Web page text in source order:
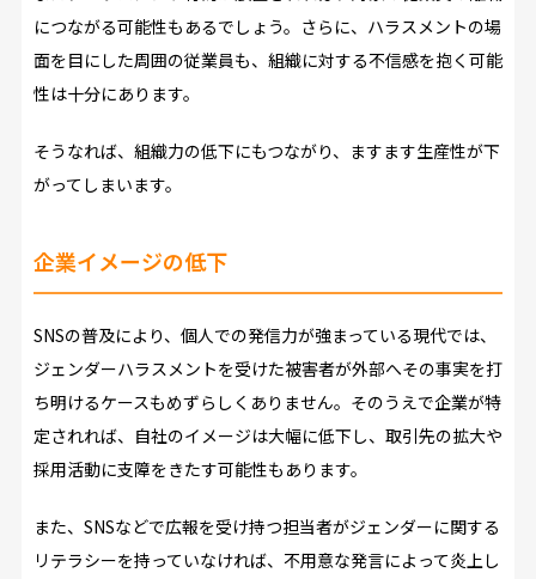
につながる可能性もあるでしょう。さらに、ハラスメントの場
面を目にした周囲の従業員も、組織に対する不信感を抱く可能
性は十分にあります。
そうなれば、組織力の低下にもつながり、ますます生産性が下
がってしまいます。
企業イメージの低下
SNSの普及により、個人での発信力が強まっている現代では、
ジェンダーハラスメントを受けた被害者が外部へその事実を打
ち明けるケースもめずらしくありません。そのうえで企業が特
定されれば、自社のイメージは大幅に低下し、取引先の拡大や
採用活動に支障をきたす可能性もあります。
また、SNSなどで広報を受け持つ担当者がジェンダーに関する
リテラシーを持っていなければ、不用意な発言によって炎上し